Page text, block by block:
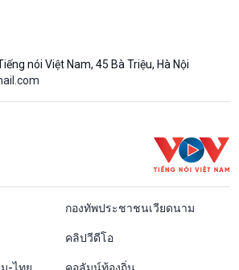
nói Việt Nam, 45 Bà Triệu, Hà Nội
Thái
กองทัพประชาชนเวียดนาม
คลิปวีดีโอ